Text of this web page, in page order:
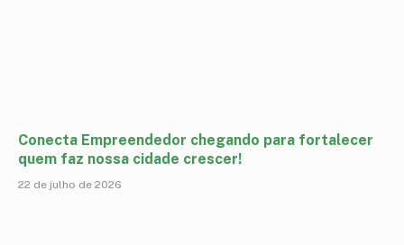
Conecta Empreendedor chegando para fortalecer
quem faz nossa cidade crescer!
22 de julho de 2026